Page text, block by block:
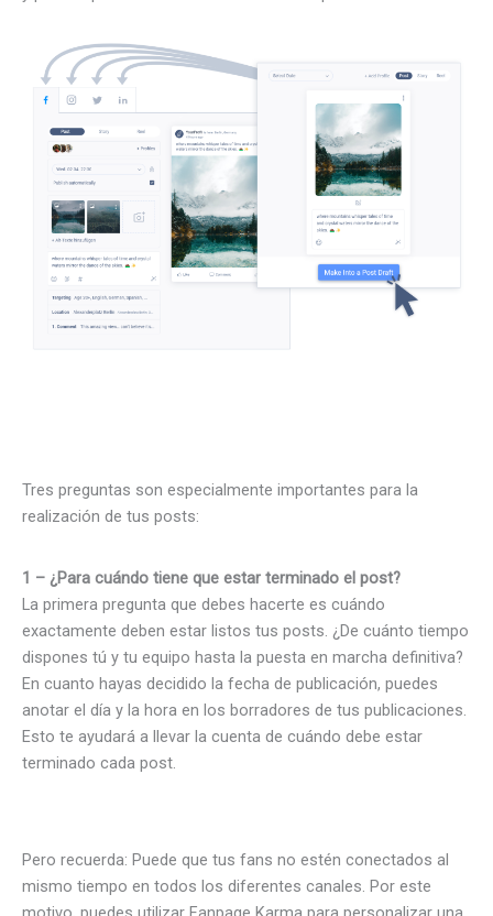
Tres preguntas son especialmente importantes para la
realización de tus posts:
1 – ¿Para cuándo tiene que estar terminado el post?
La primera pregunta que debes hacerte es cuándo
exactamente deben estar listos tus posts. ¿De cuánto tiempo
dispones tú y tu equipo hasta la puesta en marcha definitiva?
En cuanto hayas decidido la fecha de publicación, puedes
anotar el día y la hora en los borradores de tus publicaciones.
Esto te ayudará a llevar la cuenta de cuándo debe estar
terminado cada post.
Pero recuerda: Puede que tus fans no estén conectados al
mismo tiempo en todos los diferentes canales. Por este